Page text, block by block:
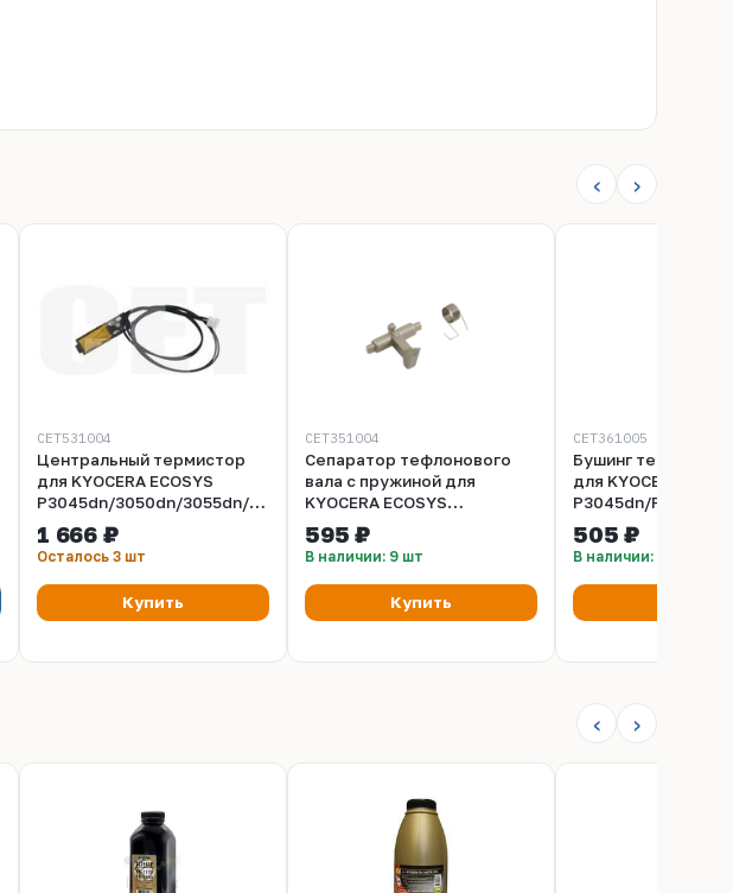
‹ ›
CET531004
Центральный термистор
для KYOCERA ECOSYS
P3045dn/3050dn/3055dn/M3040dn/3540dn
(CET), CET531004
1 666 ₽
Осталось 3 шт
Купить
CET351004
Сепаратор тефлонового
вала с пружиной для
KYOCERA ECOSYS
P3045dn/3050dn/M3040dn/3540dn/3550idn
(CET), CET351004
595 ₽
В наличии: 9 шт
Купить
CET361005
Бушинг
для KYOCERA
P3045dn/
(CET), 2 шт/компл,
CET361005
505 ₽
В наличии: 9 шт
‹ ›